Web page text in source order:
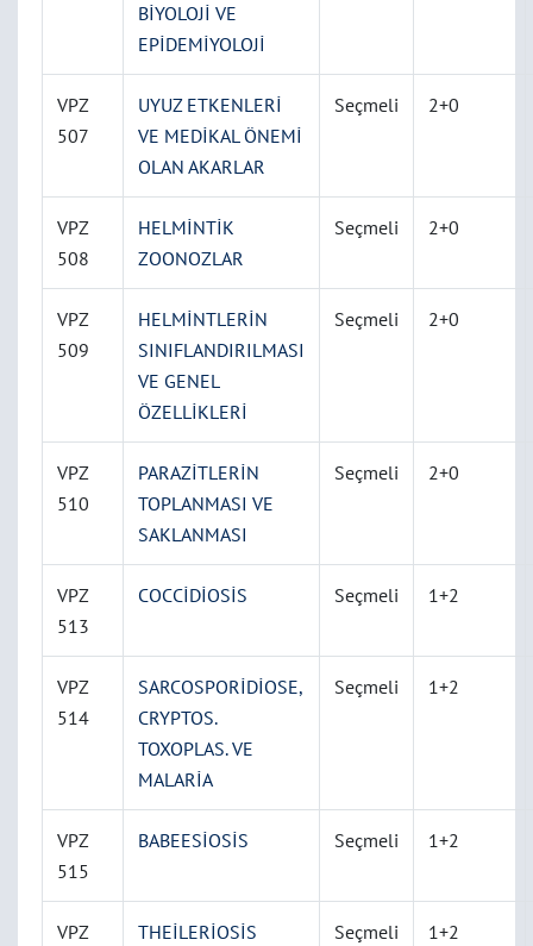
BİYOLOJİ VE
EPİDEMİYOLOJİ
VPZ
507
UYUZ ETKENLERİ
VE MEDİKAL ÖNEMİ
OLAN AKARLAR
Seçmeli 2+0
VPZ
508
HELMİNTİK
ZOONOZLAR
Seçmeli 2+0
VPZ
509
HELMİNTLERİN
SINIFLANDIRILMASI
VE GENEL
ÖZELLİKLERİ
Seçmeli 2+0
VPZ
510
PARAZİTLERİN
TOPLANMASI VE
SAKLANMASI
Seçmeli 2+0
VPZ
513
COCCİDİOSİS Seçmeli 1+2
VPZ
514
SARCOSPORİDİOSE,
CRYPTOS.
TOXOPLAS. VE
MALARİA
Seçmeli 1+2
VPZ
515
BABEESİOSİS Seçmeli 1+2
VPZ
THEİLERİOSİS Seçmeli 1+2